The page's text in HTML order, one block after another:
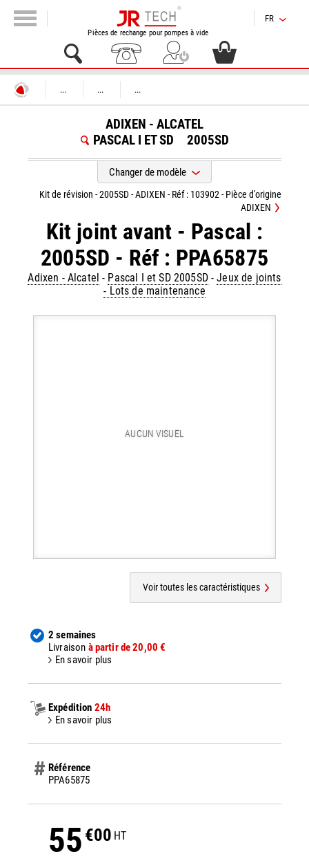
Pièces de rechange pour pompes à vide
FR
... ... ...
ADIXEN - ALCATEL
PASCAL I ET SD
2005SD
Changer de modèle
Kit joint avant - Pascal :
2005SD - Réf : PPA65875
Adixen - Alcatel - Pascal I et SD 2005SD-Jeux de joints
- Lots de maintenance
Kit de révision - 2005SD - ADIXEN - Réf : 103902 - Pièce d'origine
ADIXEN
AUCUN VISUEL
Voir toutes les caractéristiques
2 semaines
Livraison à partir de 20,00 €
En savoir plus
Expédition 24h
En savoir plus
Référence
PPA65875
55 €00 HT